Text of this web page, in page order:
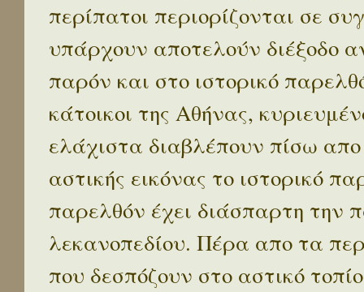
περίπατοι περιορίζονται σε
υπάρχουν αποτελούν διέξοδο
παρόν και στο ιστορικό
κάτοικοι της Αθήνας,
ελάχιστα διαβλέπουν πίσω
αστικής εικόνας το ιστορικό
παρελθόν έχει διάσπαρτη την
λεκανοπεδίου. Πέρα απο τα
που δεσπόζουν στο αστικό